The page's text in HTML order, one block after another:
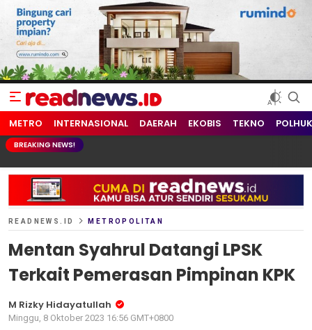
readnews.id
Berita Terkini, Update Terbaru Hari ini dari Indonesia dan Dunia
METRO INTERNASIONAL DAERAH EKOBIS TEKNO
BREAKING NEWS!
READNEWS.ID METROPOLITAN
Mentan Syahrul Datangi LPSK
Terkait Pemerasan Pimpinan KPK
M Rizky Hidayatullah
Minggu, 8 Oktober 2023 16:56 GMT+0800